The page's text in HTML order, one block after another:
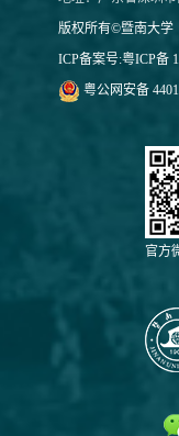
版权所有©暨南大学
ICP备案号:粤ICP备
粤公网安备
官方